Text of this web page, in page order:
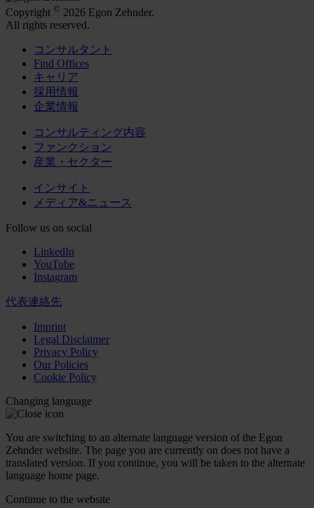
Copyright © 2026 Egon Zehnder.
All rights reserved.
コンサルタント
Find Offices
キャリア
採用情報
企業情報
コンサルティング内容
ファンクション
産業・セクター
インサイト
メディア&ニュース
Follow us on social
LinkedIn
YouTube
Instagram
代表連絡先
Imprint
Legal Disclaimer
Privacy Policy
Our Policies
Cookie Policy
Changing language
You are switching to an alternate language version of the Egon
Zehnder website. The page you are currently on does not have a
translated version. If you continue, you will be taken to the alternate
language home page.
Continue to the website